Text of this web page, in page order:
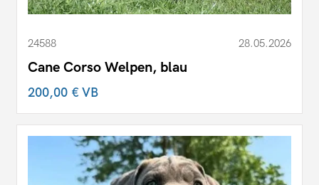
24588 28.05.2026
Cane Corso Welpen, blau
200,00 €VB